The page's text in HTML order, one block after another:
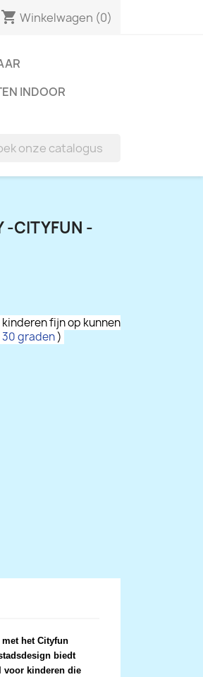
shopping_cart Winkelwagen (0)
INDOOR
-CITYFUN -
fijn op kunnen
30 graden)
met het Cityfun
biedt
voor kinderen die